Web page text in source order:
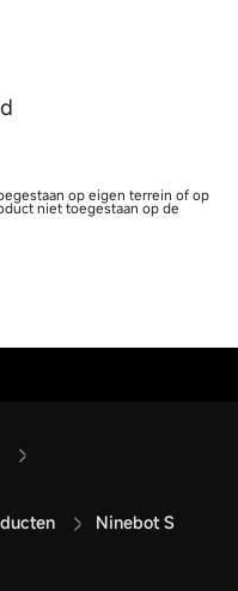
op eigen terrein of op
niet toegestaan op de
Ninebot S